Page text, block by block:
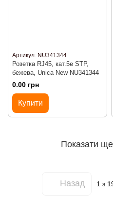
Артикул: NU341344
Розетка RJ45, кат.5e STP,
бежевa, Unica New NU341344
0.00 грн
Купити
Показати
Назад 1 з